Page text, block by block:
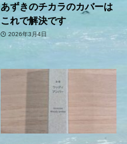
あずきのチカラのカバーは
これで解決です
2026年3月4日